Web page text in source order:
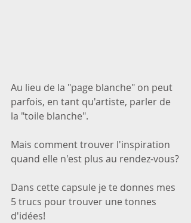
Au lieu de la "page blanche" on peut
parfois, en tant qu'artiste, parler de
la "toile blanche".
Mais comment trouver l'inspiration
quand elle n'est plus au rendez-vous?
Dans cette capsule je te donnes mes
5 trucs pour trouver une tonnes
d'idées!